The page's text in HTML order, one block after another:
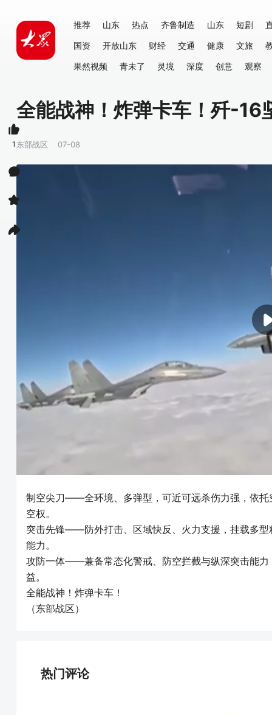
推荐 山东 热点 齐鲁制造 山东 短剧
国资
开放山东 财经 交通 健康 文旅
果然视频
青未了 灵境 深度 创意 观察
全能战神！炸弹卡车！歼-16
东部战区 07-08
制空尖刀——全环境、多弹型，可近可远杀伤力强，依
空权。
突击先锋——防外打击、区域快反、火力支援，挂载多
能力。
攻防一体——兼备常态化警戒、防空拦截与纵深突击能
益。
全能战神！炸弹卡车！
（东部战区）
热门评论
1